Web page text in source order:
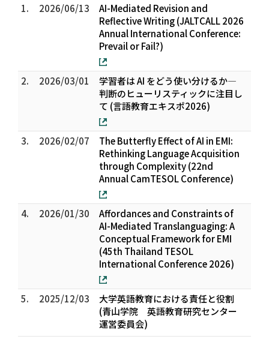
1.
2026/06/13
AI-Mediated Revision and
Reflective Writing (JALTCALL 2026
Annual International Conference:
Prevail or Fail?)
2. 2026/03/01
学習者は AI をどう使い分けるか―
判断のヒューリスティックに注目し
て (言語教育エキスポ2026)
3. 2026/02/07
The Butterfly Effect of AI in EMI:
Rethinking Language Acquisition
through Complexity (22nd
Annual CamTESOL Conference)
4. 2026/01/30
Affordances and Constraints of
AI-Mediated Translanguaging: A
Conceptual Framework for EMI
(45th Thailand TESOL
International Conference 2026)
5. 2025/12/03
大学英語教育における責任と役割
(青山学院 英語教育研究センター
運営委員会)